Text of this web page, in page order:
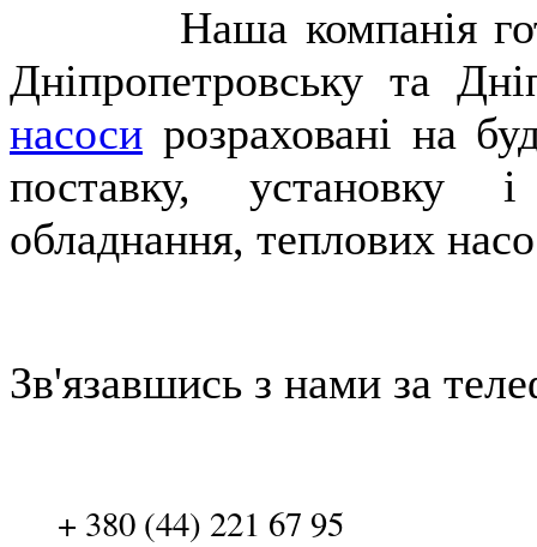
Наша компанія
Дніпропетровську та
насоси розраховані на
поставку, установку
обладнання, теплових
Зв'язавшись з нами за
+ 380 (44) 221 67 95